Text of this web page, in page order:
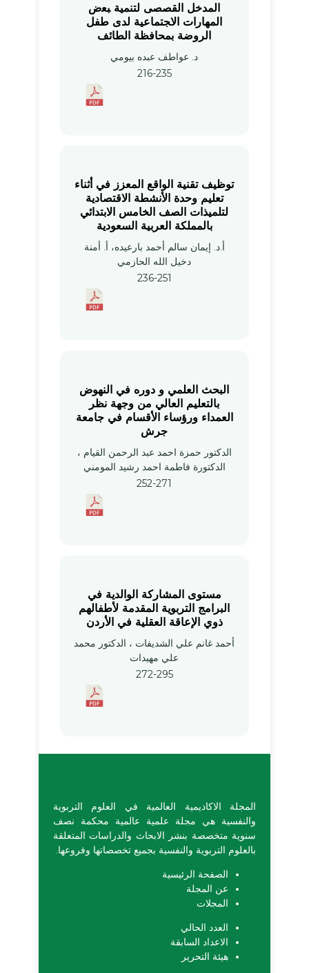
المدخل القصصى ﻟﺘﻨﻤﻴﺔ ﺒﻌﺽ
ﺍﻟﻤﻬﺎﺭﺍﺕ ﺍﻻﺠﺘﻤﺎﻋﻴﺔ لدى طفل
الروضة بمحافظة الطائف
د. عواطف عبده بيومي
216-235
توظيف تقنية الواقع المعزز في أثناء
تعليم وحدة الأنشطة الاقتصادية
لتلميذات الصف الخامس الابتدائي
بالمملكة العربية السعودية
أ.د. إيمان سالم أحمد بارعيده، أ‌. أمنة
دخيل الله الحازمي
236-251
البحث العلمي و دوره في النهوض
بالتعليم العالي من وجهة نظر
العمداء ورؤساء الأقسام في جامعة
جرش
الدكتور حمزة احمد عبد الرحمن القيام ،
الدكتورة فاطمة احمد رشيد المومني
252-271
مستوى المشاركة الوالدية في
البرامج التربوية المقدمة لأطفالهم
ذوي الإعاقة العقلية في الأردن
أحمد غانم علي الشديفات ، الدكتور محمد
علي مهيدات
272-295
المجلة الاكاديمية العالمية في العلوم التربوية
والنفسية هي مجلة علمية عالمية محكمة نصف
سنوية متخصصة بنشر الابحاث والدراسات المتعلقة
بالعلوم التربوية والنفسية بجميع تخصصاتها وفروعها.
الصفحة الرئيسية
عن المجلة
المجلات
العدد الحالي
الاعداد السابقة
هيئة التحرير